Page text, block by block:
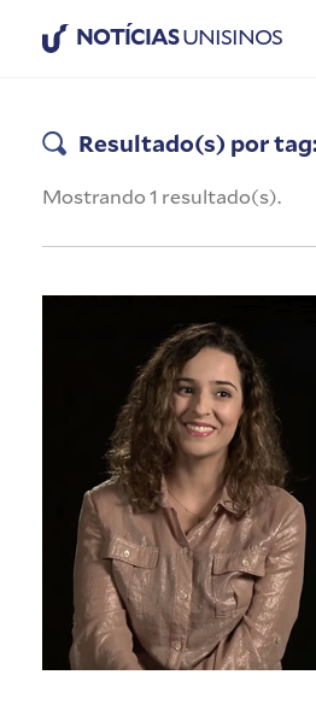
NOTÍCIASUNISINOS
Resultado(s) por
Mostrando 1 resultado(s).